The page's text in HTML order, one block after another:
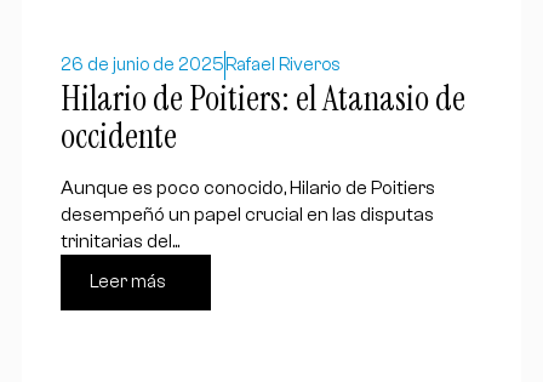
26 de junio de 2025 Rafael Riveros
Hilario de Poitiers: el Atanasio de
occidente
Aunque es poco conocido, Hilario de Poitiers
desempeñó un papel crucial en las disputas
trinitarias del...
Leer más